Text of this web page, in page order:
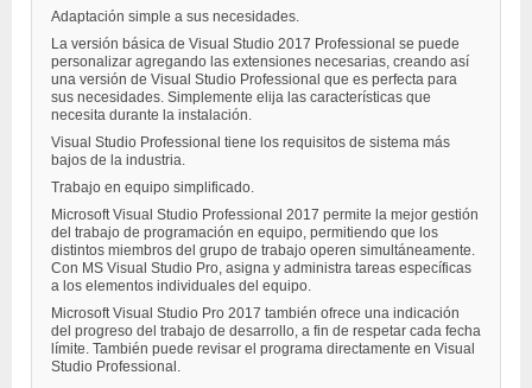
Adaptación simple a sus necesidades.
La versión básica de Visual Studio 2017 Professional se puede
personalizar agregando las extensiones necesarias, creando así
una versión de Visual Studio Professional que es perfecta para
sus necesidades. Simplemente elija las características que
necesita durante la instalación.
Visual Studio Professional tiene los requisitos de sistema más
bajos de la industria.
Trabajo en equipo simplificado.
Microsoft Visual Studio Professional 2017 permite la mejor gestión
del trabajo de programación en equipo, permitiendo que los
distintos miembros del grupo de trabajo operen simultáneamente.
Con MS Visual Studio Pro, asigna y administra tareas específicas
a los elementos individuales del equipo.
Microsoft Visual Studio Pro 2017 también ofrece una indicación
del progreso del trabajo de desarrollo, a fin de respetar cada fecha
límite. También puede revisar el programa directamente en Visual
Studio Professional.